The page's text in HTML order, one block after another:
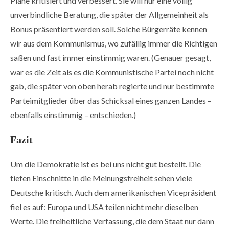
unverbindliche Beratung, die später der Allgemeinheit als
Bonus präsentiert werden soll. Solche Bürgerräte kennen
wir aus dem Kommunismus, wo zufällig immer die Richtigen
saßen und fast immer einstimmig waren. (Genauer gesagt,
war es die Zeit als es die Kommunistische Partei noch nicht
gab, die später von oben herab regierte und nur bestimmte
Parteimitglieder über das Schicksal eines ganzen Landes –
ebenfalls einstimmig – entschieden.)
Fazit
Um die Demokratie ist es bei uns nicht gut bestellt. Die
tiefen Einschnitte in die Meinungsfreiheit sehen viele
Deutsche kritisch. Auch dem amerikanischen Vicepräsident
fiel es auf: Europa und USA teilen nicht mehr dieselben
Werte. Die freiheitliche Verfassung, die dem Staat nur dann